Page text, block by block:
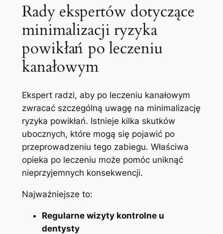
Rady ekspertów dotyczące
minimalizacji ryzyka
powikłań po leczeniu
‍kanałowym
Ekspert radzi, aby po leczeniu kanałowym
zwracać szczególną uwagę ​na minimalizację
ryzyka​ powikłań. Istnieje kilka skutków
ubocznych, które mogą się pojawić po
przeprowadzeniu tego​ zabiegu. Właściwa
opieka ⁣po ‌leczeniu może pomóc uniknąć
nieprzyjemnych konsekwencji.
Najważniejsze to:
Regularne wizyty kontrolne u
dentysty